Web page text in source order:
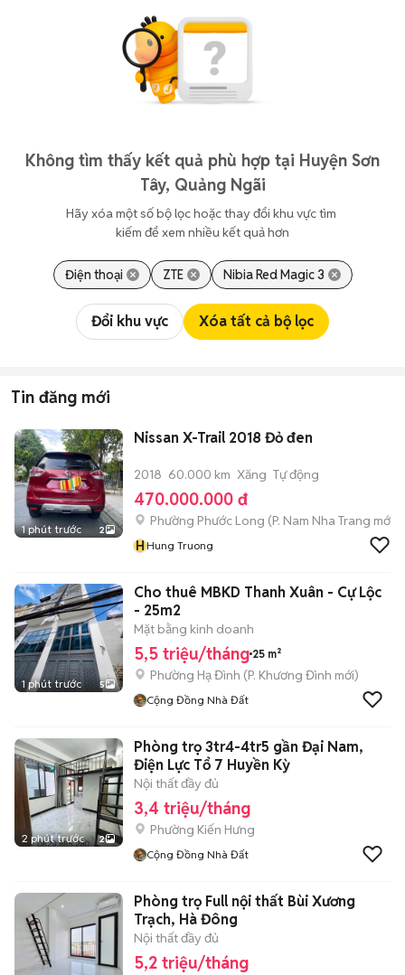
Không tìm thấy kết quả phù hợp tại Huyện Sơn
Tây, Quảng Ngãi
Hãy xóa một số bộ lọc hoặc thay đổi khu vực tìm
kiếm để xem nhiều kết quả hơn
Điện thoại ZTE Nibia Red Magic 3
Đổi khu vực Xóa tất cả bộ lọc
Tin đăng mới
1 phút trước 2
Nissan X-Trail 2018 Đỏ đen
2018 60.000 km Xăng Tự động
470.000.000 đ
Phường Phước Long (P. Nam Nha Trang mới)
HHung Truong
1 phút trước 5
Cho thuê MBKD Thanh Xuân - Cự Lộc
- 25m2
Mặt bằng kinh doanh
5,5 triệu/tháng 25 m²
Phường Hạ Đình (P. Khương Đình mới)
Cộng Đồng Nhà Đất
2 phút trước 2
Phòng trọ 3tr4-4tr5 gần Đại Nam,
Điện Lực Tổ 7 Huyền Kỳ
Nội thất đầy đủ
3,4 triệu/tháng
Phường Kiến Hưng
Cộng Đồng Nhà Đất
Phòng trọ Full nội thất Bùi Xương
Trạch, Hà Đông
Nội thất đầy đủ
5,2 triệu/tháng